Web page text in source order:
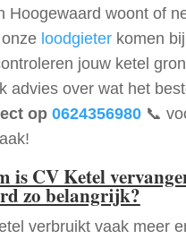
Hoogewaard woont of
loodgieterkomen
jouw ketel
advies over wat het
op 0624356980📞
is CV Ketel
zo belangrijk?
verbruikt vaak meer